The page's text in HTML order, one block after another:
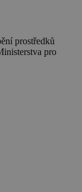
prostředků
pro